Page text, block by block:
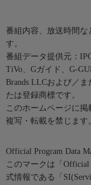
番組内容、放送時間
す。
番組データ提供元：
TiVo、Gガイド、G-
Brands LLCおよび／
たは登録商標です。
このホームページに
複写・転載を禁じます
Official Program Data
このマークは「Official
式情報である「